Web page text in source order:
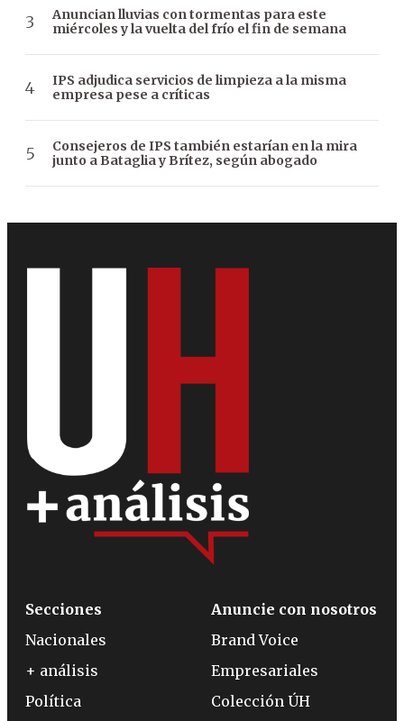
Anuncian lluvias con tormentas para este
miércoles y la vuelta del frío el fin de semana
IPS adjudica servicios de limpieza a la misma
empresa pese a críticas
Consejeros de IPS también estarían en la mira
junto a Bataglia y Brítez, según abogado
Secciones
Nacionales
+ análisis
Política
Anuncie con nosotros
Brand Voice
Empresariales
Colección ÚH